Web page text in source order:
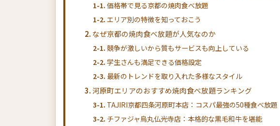
価格帯で見る京都の焼肉食べ放題
エリア別の特徴を知っておこう
なぜ京都の焼肉食べ放題が人気なのか
競争が激しいから質もサービスも向上している
学生さんも満足できる価格設定
最新のトレンドを取り入れた多様なスタイル
河原町エリアのおすすめ焼肉食べ放題ランキング
TAJIRI京都四条河原町本店：コスパ最強の50種食べ放題
チファジャ烏丸仏光寺店：本格的な黒毛和牛を堪能